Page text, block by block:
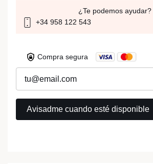
¿Te podemos ayudar?
+34 958 122 543
Compra segura